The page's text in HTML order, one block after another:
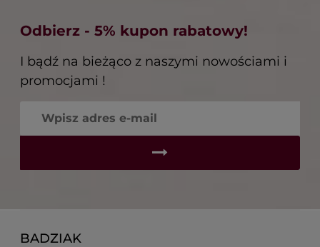
Odbierz - 5% kupon rabatowy!
I bądź na bieżąco z naszymi nowościami i
promocjami !
BADZIAK